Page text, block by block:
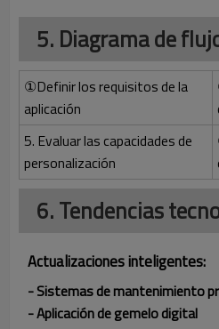
5. Diagrama de
①Definir los requisitos de la
aplicación
5. Evaluar las capacidades de
personalización
6. Tendencias
Actualizaciones inteligentes:
- Sistemas de mantenimiento
- Aplicación de gemelo digital